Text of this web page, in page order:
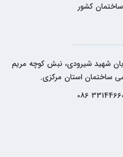
کشور
شهید شیرودی، نبش کوچه مریم
ساختمان استان مرکزی.